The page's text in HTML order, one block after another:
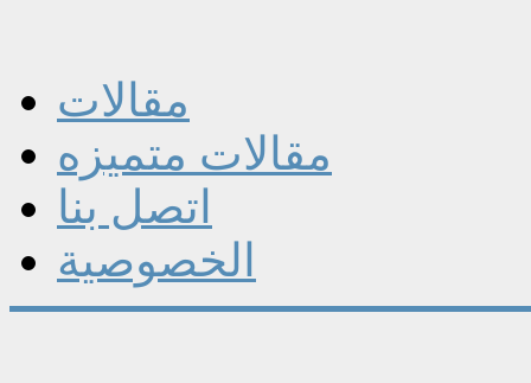
مقالات
مقالات متميزه
اتصل بنا
الخصوصية